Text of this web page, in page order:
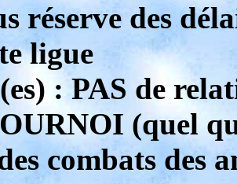
réserve des
ligue
: PAS de
(quel
combats des